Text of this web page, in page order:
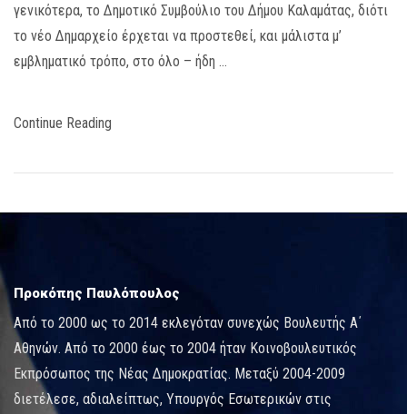
γενικότερα, το Δημοτικό Συμβούλιο του Δήμου Καλαμάτας, διότι
το νέο Δημαρχείο έρχεται να προστεθεί, και μάλιστα μ’
εμβληματικό τρόπο, στο όλο – ήδη …
Continue Reading
Προκόπης Παυλόπουλος
Από το 2000 ως το 2014 εκλεγόταν συνεχώς Βουλευτής Α΄
Αθηνών. Από το 2000 έως το 2004 ήταν Κοινοβουλευτικός
Εκπρόσωπος της Νέας Δημοκρατίας. Μεταξύ 2004-2009
διετέλεσε, αδιαλείπτως, Υπουργός Εσωτερικών στις